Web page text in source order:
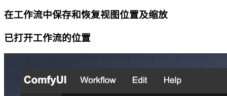
在工作流中保存和恢复视图位置及缩放
已打开工作流的位置